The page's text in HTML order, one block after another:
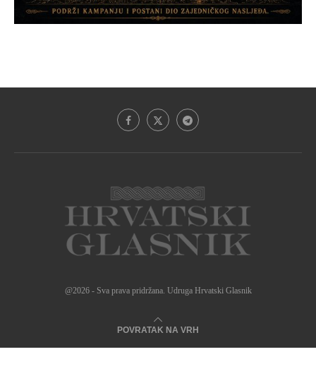
@2026 - Sva prava pridržana. Udruga Hrvatski Glasnik
POVRATAK NA VRH